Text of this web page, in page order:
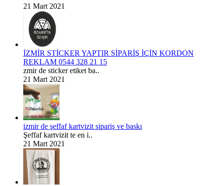
21 Mart 2021
İZMİR STİCKER YAPTIR SİPARİŞ İÇİN KORDON
REKLAM 0544 328 21 15
zmir de sticker etiket ba..
21 Mart 2021
izmir de şeffaf kartvizit sipariş ve baskı
Şeffaf kartvizit te en i..
21 Mart 2021